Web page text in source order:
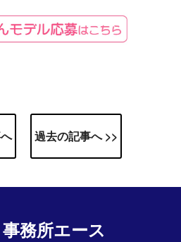
過去の記事へ >>
務所エース